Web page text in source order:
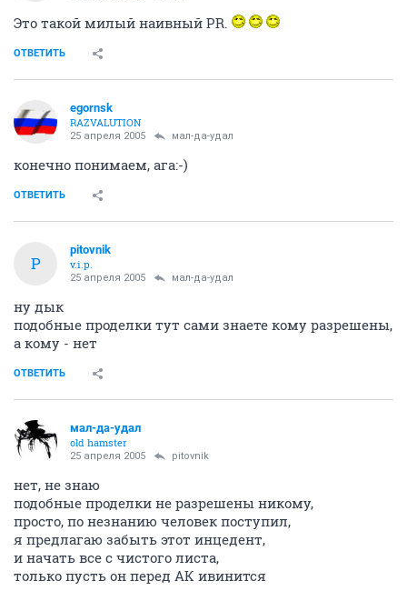
Это такой милый наивный PR.
ОТВЕТИТЬ
egornsk
RAZVALUTION
25 апреля 2005 мал-да-удал
конечно понимаем, ага:-)
ОТВЕТИТЬ
P
pitovnik
v.i.p.
25 апреля 2005 мал-да-удал
ну дык
подобные проделки тут сами знаете кому разрешены,
а кому - нет
ОТВЕТИТЬ
мал-да-удал
old hamster
25 апреля 2005 pitovnik
нет, не знаю
подобные проделки не разрешены никому,
просто, по незнанию человек поступил,
я предлагаю забыть этот инцедент,
и начать все с чистого листа,
только пусть он перед АК ивинится